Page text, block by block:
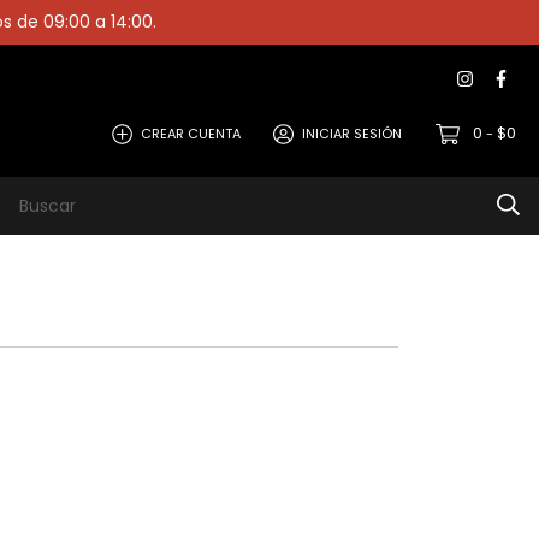
de 09:00 a 14:00.
CREAR CUENTA INICIAR SESIÓN 0 - $0